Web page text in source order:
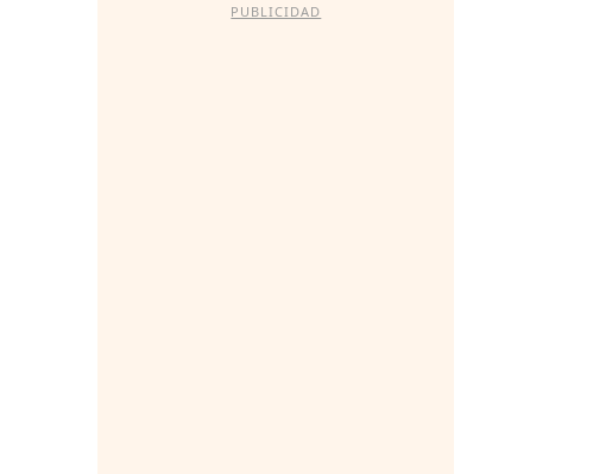
PUBLICIDAD